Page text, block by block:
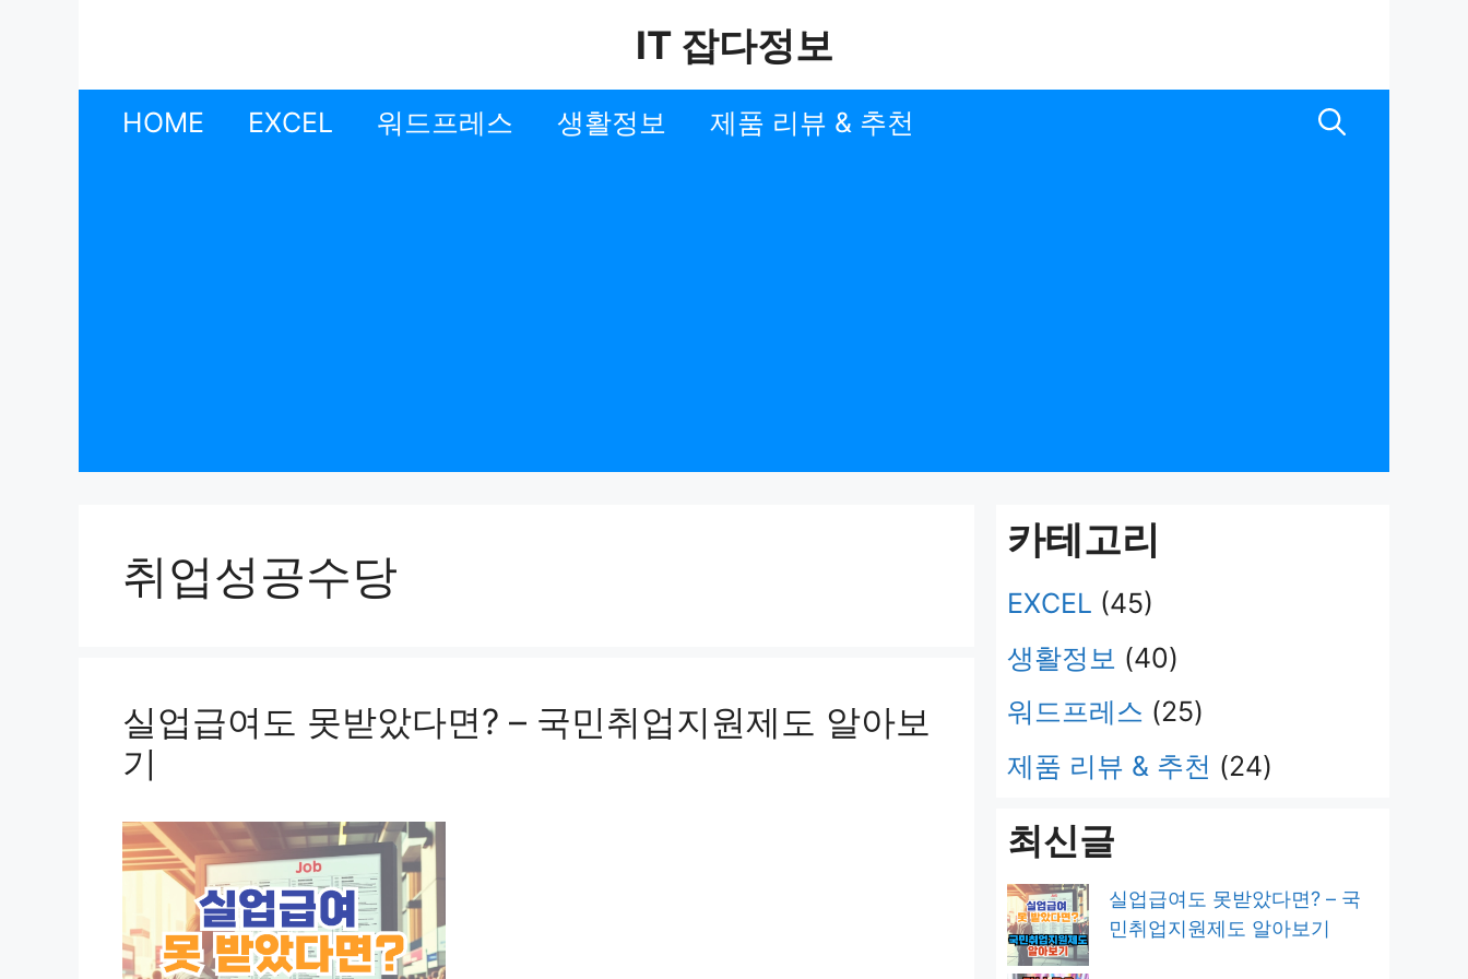
IT 잡다정보
HOME EXCEL 워드프레스 생활정보 제품 리뷰 & 추천
취업성공수당
실업급여도 못받았다면? – 국민취업지원제도 알아보
기
카테고리
EXCEL (45)
생활정보 (40)
워드프레스 (25)
제품 리뷰 & 추천 (24)
최신글
실업급여도 못받았다면? – 국
민취업지원제도 알아보기